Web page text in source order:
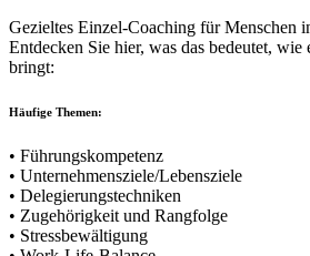
Gezieltes Einzel-Coaching für Menschen
Entdecken Sie hier, was das bedeutet, wie
bringt:
Häufige Themen:
• Führungskompetenz
• Unternehmensziele/Lebensziele
• Delegierungstechniken
• Zugehörigkeit und Rangfolge
• Stressbewältigung